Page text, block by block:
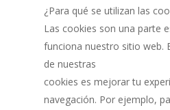
¿Para qué se utilizan las
Las cookies son una parte
funciona nuestro sitio web.
de nuestras
cookies es mejorar tu
navegación. Por ejemplo,